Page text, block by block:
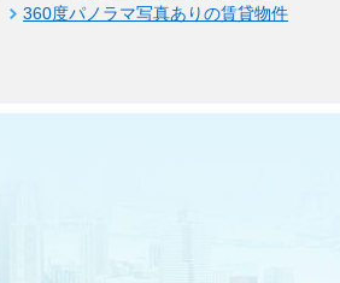
360度パノラマ写真ありの賃貸物件